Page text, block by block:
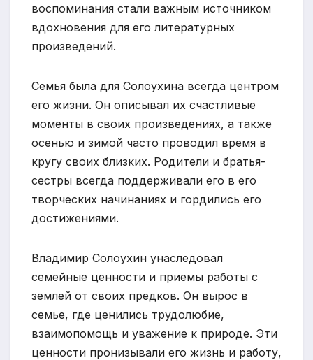
воспоминания стали важным источником
вдохновения для его литературных
произведений.
Семья была для Солоухина всегда центром
его жизни. Он описывал их счастливые
моменты в своих произведениях, а также
осенью и зимой часто проводил время в
кругу своих близких. Родители и братья-
сестры всегда поддерживали его в его
творческих начинаниях и гордились его
достижениями.
Владимир Солоухин унаследовал
семейные ценности и приемы работы с
землей от своих предков. Он вырос в
семье, где ценились трудолюбие,
взаимопомощь и уважение к природе. Эти
ценности пронизывали его жизнь и работу,